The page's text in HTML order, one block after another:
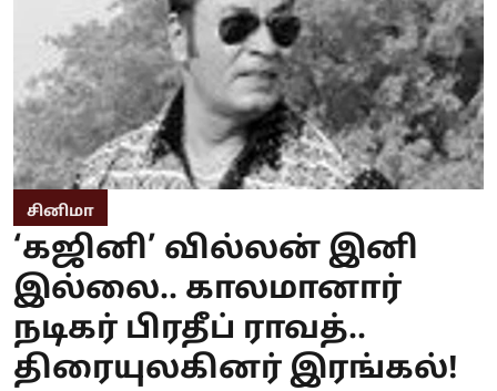
சினிமா
‘கஜினி’ வில்லன் இனி
இல்லை.. காலமானார்
நடிகர் பிரதீப் ராவத்..
திரையுலகினர் இரங்கல்!